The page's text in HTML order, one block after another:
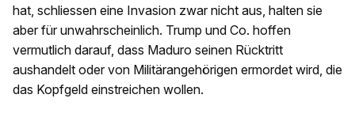
hat, schliessen eine Invasion zwar nicht aus, halten sie
aber für unwahrscheinlich. Trump und Co. hoffen
vermutlich darauf, dass Maduro seinen Rücktritt
aushandelt oder von Militärangehörigen ermordet wird, die
das Kopfgeld einstreichen wollen.